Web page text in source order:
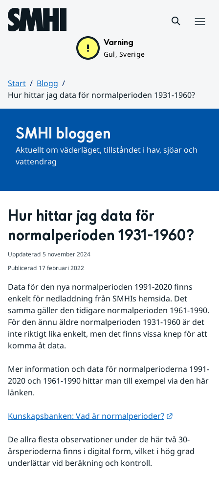
Hoppa till sidans innehåll
Varning
Gul, Sverige
Start
Blogg
Hur hittar jag data för normalperioden 1931-1960?
SMHI bloggen
Aktuellt om väderläget, tillståndet i hav, sjöar och
vattendrag
Hur hittar jag data för
normalperioden 1931-1960?
Uppdaterad 5 november 2024
Publicerad 17 februari 2022
Data för den nya normalperioden 1991-2020 finns
enkelt för nedladdning från SMHIs hemsida. Det
samma gäller den tidigare normalperioden 1961-1990.
För den ännu äldre normalperioden 1931-1960 är det
inte riktigt lika enkelt, men det finns vissa knep för att
komma åt data.
Mer information och data för normalperioderna 1991-
2020 och 1961-1990 hittar man till exempel via den här
länken.
Kunskapsbanken: Vad är normalperioder?
De allra flesta observationer under de här två 30-
årsperioderna finns i digital form, vilket i hög grad
underlättar vid beräkning och kontroll.